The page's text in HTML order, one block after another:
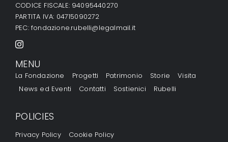
CODICE FISCALE: 94095440270
PARTITA IVA: 04715090272
PEC: fondazione.rubelli@legalmail.it
MENU
La Fondazione Progetti Patrimonio Storie
Visita
News ed Eventi
Contatti Sostienici Rubelli
POLICIES
Privacy Policy Cookie Policy